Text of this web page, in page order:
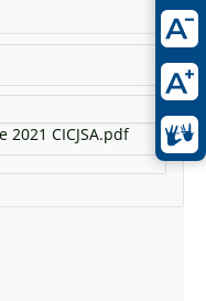
CICJSA.pdf